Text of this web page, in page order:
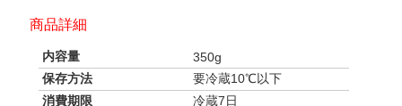
商品詳細
内容量
350g
保存方法
要冷蔵10℃以下
消費期限
冷蔵7日